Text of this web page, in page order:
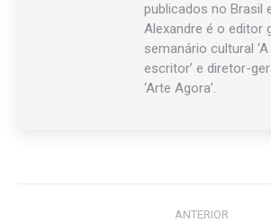
publicados no Brasil
Alexandre é o editor
semanário cultural
escritor’ e diretor-
‘Arte Agora’.
NavegaçãoANTERIOR